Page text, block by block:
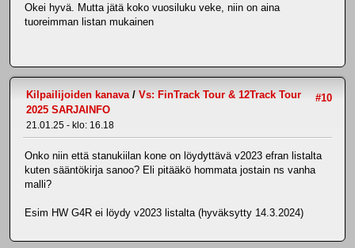
Okei hyvä. Mutta jätä koko vuosiluku veke, niin on aina
tuoreimman listan mukainen
#10
Kilpailijoiden kanava/ Vs: FinTrack Tour & 12Track Tour
2025 SARJAINFO
21.01.25 - klo: 16.18
Onko niin että stanukiilan kone on löydyttävä v2023 efran listalta
kuten sääntökirja sanoo? Eli pitääkö hommata jostain ns vanha
malli?
Esim HW G4R ei löydy v2023 listalta (hyväksytty 14.3.2024)